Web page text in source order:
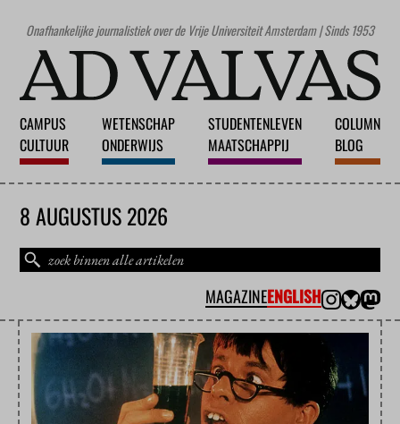
Onafhankelijke journalistiek over de Vrije Universiteit Amsterdam | Sinds 1953
CAMPUS
CULTUUR
WETENSCHAP
ONDERWIJS
STUDENTENLEVEN
MAATSCHAPPIJ
COLUMN
BLOG
8 AUGUSTUS 2026
MAGAZINEENGLISH